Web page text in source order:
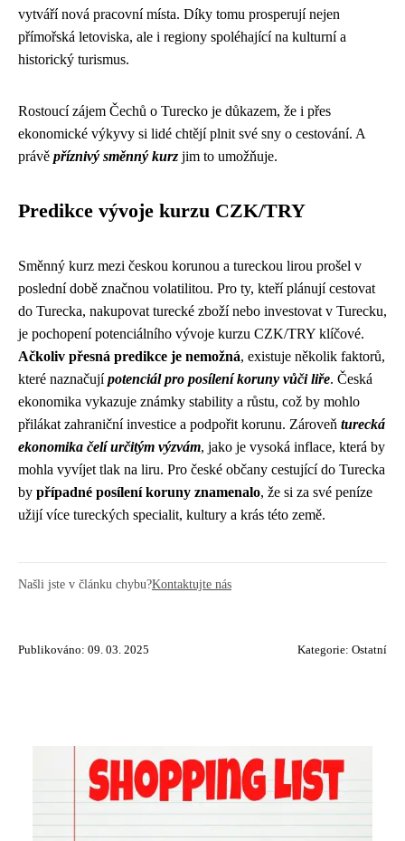
vytváří nová pracovní místa. Díky tomu prosperují nejen
přímořská letoviska, ale i regiony spoléhající na kulturní a
historický turismus.
Rostoucí zájem Čechů o Turecko je důkazem, že i přes
ekonomické výkyvy si lidé chtějí plnit své sny o cestování. A
právě příznivý směnný kurz jim to umožňuje.
Predikce vývoje kurzu CZK/TRY
Směnný kurz mezi českou korunou a tureckou lirou prošel v
poslední době značnou volatilitou. Pro ty, kteří plánují cestovat
do Turecka, nakupovat turecké zboží nebo investovat v Turecku,
je pochopení potenciálního vývoje kurzu CZK/TRY klíčové.
Ačkoliv přesná predikce je nemožná, existuje několik faktorů,
které naznačujípotenciál pro posílení koruny vůči liře. Česká
ekonomika vykazuje známky stability a růstu, což by mohlo
přilákat zahraniční investice a podpořit korunu. Zároveň turecká
ekonomika čelí určitým výzvám, jako je vysoká inflace, která by
mohla vyvíjet tlak na liru. Pro české občany cestující do Turecka
by případné posílení koruny znamenalo, že si za své peníze
užijí více tureckých specialit, kultury a krás této země.
Našli jste v článku chybu?Kontaktujte nás
Publikováno: 09. 03. 2025 Kategorie: Ostatní